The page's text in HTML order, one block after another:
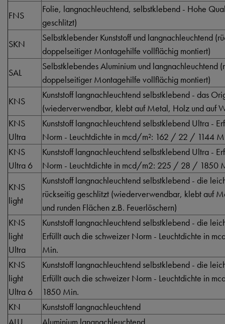
FNS
Folie, langnachleuchtend, selbstklebend - Hohe
geschlitzt)
SKN
Selbstklebender Kunststoff und langnachleuchtend
doppelseitiger Montagehilfe vollflächig montiert)
SAL
Selbstklebendes Aluminium und langnachleuchtend
doppelseitiger Montagehilfe vollflächig montiert)
KNS
Kunststoff langnachleuchtend selbstklebend - das
(wiederverwendbar, klebt auf Metal, Holz und auf
KNS
Ultra
Kunststoff langnachleuchtend selbstklebend Ultra -
Norm - Leuchtdichte in mcd/m²: 162 / 22 / 1144
KNS
Ultra 6
Kunststoff langnachleuchtend selbstklebend Ultra -
Norm - Leuchtdichte in mcd/m2: 225 / 28 / 1850
KNS
light
Kunststoff langnachleuchtend selbstklebend - die
rückseitig geschlitzt (wiederverwendbar, klebt auf
und runden Flächen z.B. Feuerlöschern)
KNS
light
Ultra
Kunststoff langnachleuchtend selbstklebend - die
Erfüllt auch die schweizer Norm - Leuchtdichte in
Min.
KNS
light
Ultra 6
Kunststoff langnachleuchtend selbstklebend - die
Erfüllt auch die schweizer Norm - Leuchtdichte in
1850 Min.
KN
Kunststoff langnachleuchtend